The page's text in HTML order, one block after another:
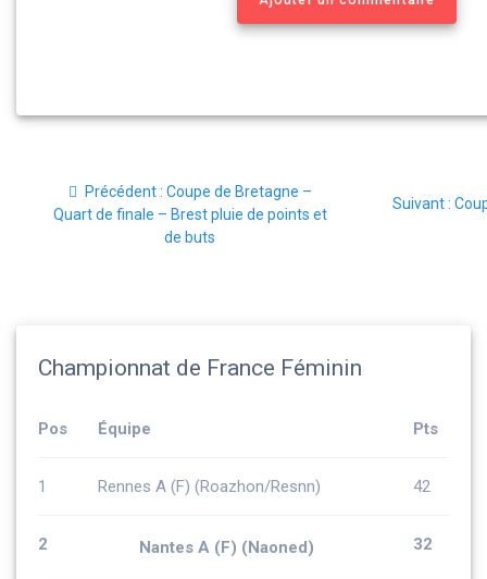
de
Précédent : Article
précédent
:
Coupe de Bretagne –
Quart de finale – Brest pluie de points et
de buts
Suivant :
Championnat de France Féminin
Pos Équipe Pts
1 Rennes A (F) (Roazhon/Resnn) 42
2 Nantes A (F) (Naoned) 32